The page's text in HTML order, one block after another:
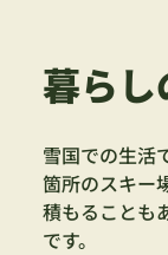
暮ら
雪国での生活
箇所のスキー
積もることも
です。